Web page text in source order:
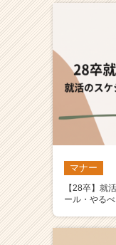
マナー
【28卒】就
ール・やる